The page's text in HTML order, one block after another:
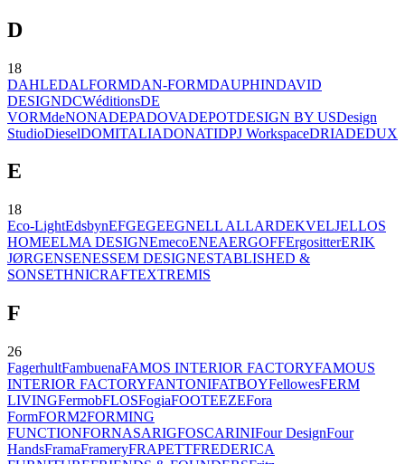
D
18
DAHLEDALFORMDAN-FORMDAUPHINDAVID
DESIGNDCWéditionsDE
VORMdeNONADEPADOVADEPOTDESIGN BY USDesign
StudioDieselDOMITALIADONATIDPJ WorkspaceDRIADEDUX
E
18
Eco-LightEdsbynEFGEGEEGNELL ALLARDEKVELJELLOS
HOMEELMA DESIGNEmecoENEAERGOFFErgositterERIK
JØRGENSENESSEM DESIGNESTABLISHED &
SONSETHNICRAFTEXTREMIS
F
26
FagerhultFambuenaFAMOS INTERIOR FACTORYFAMOUS
INTERIOR FACTORYFANTONIFATBOYFellowesFERM
LIVINGFermobFLOSFogiaFOOTEEZEFora
FormFORM2FORMING
FUNCTIONFORNASARIGFOSCARINIFour DesignFour
HandsFramaFrameryFRAPETTFREDERICA